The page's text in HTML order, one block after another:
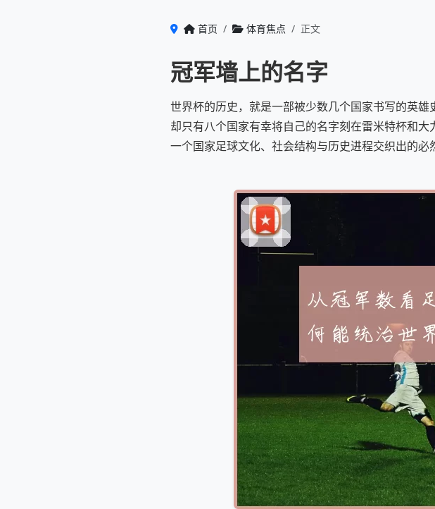
首页 体育焦点 正文
冠军墙上的名字
世界杯的历史，就是一部被少数几个国家书写的英
却只有八个国家有幸将自己的名字刻在雷米特杯和
一个国家足球文化、社会结构与历史进程交织出的必